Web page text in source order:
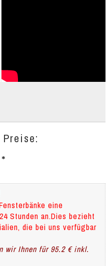
eine
Stunden an.Dies bezieht
die bei uns verfügbar
wir Ihnen für 95.2 € inkl.